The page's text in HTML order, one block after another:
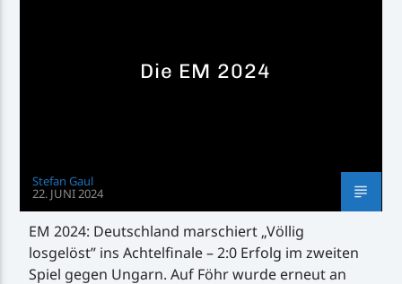
Die EM 2024
Stefan Gaul
22. JUNI 2024
EM 2024: Deutschland marschiert „Völlig
losgelöst” ins Achtelfinale – 2:0 Erfolg im zweiten
Spiel gegen Ungarn. Auf Föhr wurde erneut an